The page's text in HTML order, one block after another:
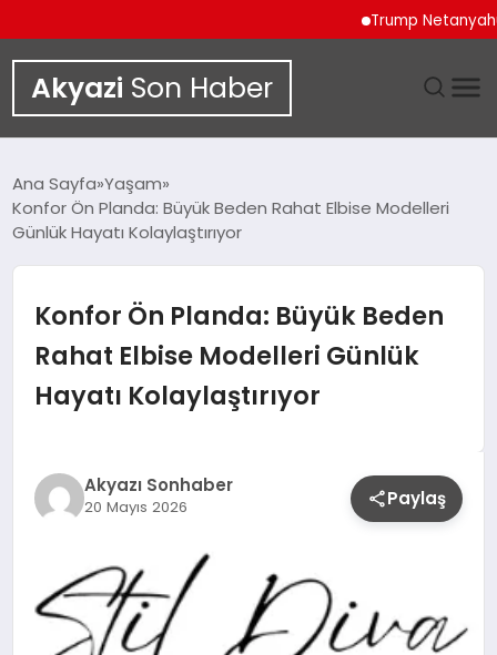
Trump Netanyahu
Akyazi Son Haber
SIYASET
SPOR
YAŞAM
Ana Sayfa Yaşam
Konfor Ön Planda: Büyük Beden Rahat Elbise Modelleri
Günlük Hayatı Kolaylaştırıyor
Konfor Ön Planda: Büyük Beden
Rahat Elbise Modelleri Günlük
Hayatı Kolaylaştırıyor
Akyazı Sonhaber
20 Mayıs 2026 Paylaş